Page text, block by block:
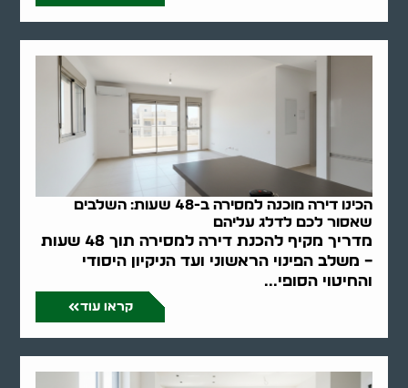
הכינו דירה מוכנה למסירה ב-48 שעות: השלבים
שאסור לכם לדלג עליהם
מדריך מקיף להכנת דירה למסירה תוך 48 שעות
– משלב הפינוי הראשוני ועד הניקיון היסודי
והחיטוי הסופי...
קראו עוד